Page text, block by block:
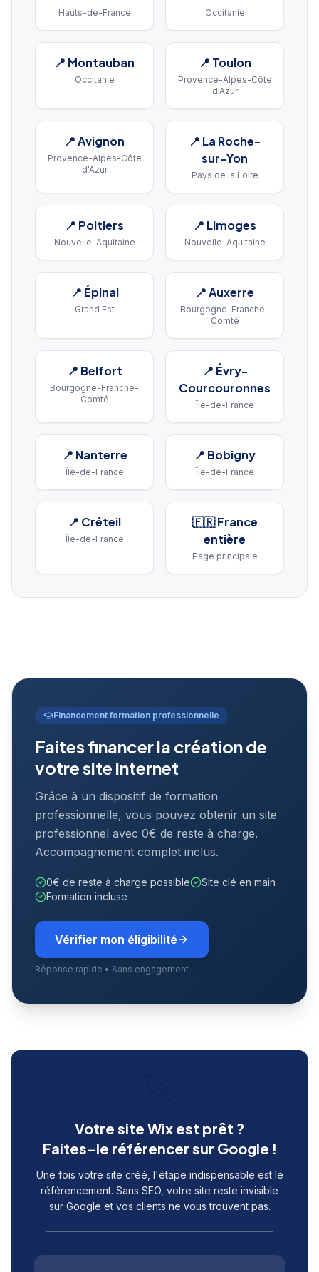
Hauts-de-France Occitanie
📍 Montauban
Occitanie
📍 Toulon
Provence-Alpes-Côte
d'Azur
📍Avignon
Provence-Alpes-Côte
d'Azur
📍 La Roche-
sur-Yon
Pays de la Loire
📍 Poitiers
Nouvelle-Aquitaine
📍 Limoges
Nouvelle-Aquitaine
📍 Épinal
Grand Est
📍Auxerre
Bourgogne-Franche-
Comté
📍 Belfort
Bourgogne-Franche-
Comté
📍 Évry-
Courcouronnes
Île-de-France
📍 Nanterre
Île-de-France
📍 Bobigny
Île-de-France
📍 Créteil
Île-de-France
🇫🇷 France
entière
Page principale
Financement formation professionnelle
Faites financer la création de
votre site internet
Grâce à un dispositif de formation
professionnelle, vous pouvez obtenir un site
professionnel avec 0€ de reste à charge.
Accompagnement complet inclus.
0€ de reste à charge possible
Site clé en main
Formation incluse
Vérifier mon éligibilité
Réponse rapide • Sans engagement
Votre site Wix est prêt ?
Faites-le référencer sur Google !
Une fois votre site créé, l'étape indispensable est le
référencement. Sans SEO, votre site reste invisible
sur Google et vos clients ne vous trouvent pas.